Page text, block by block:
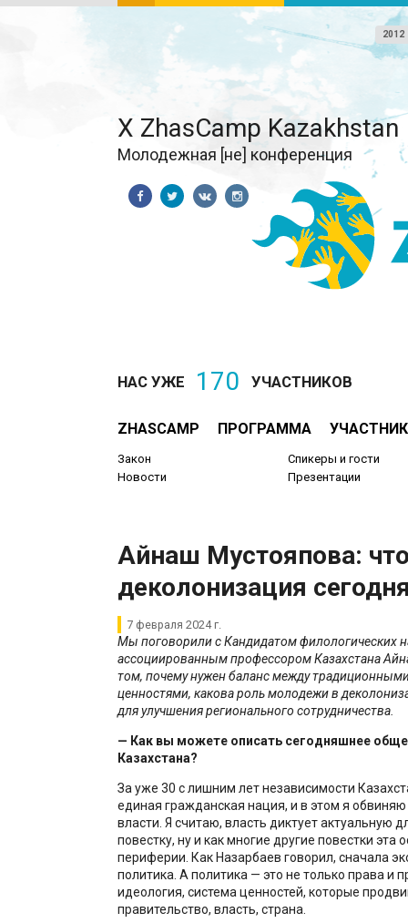
2012
X ZhasCamp Kazakhstan
Молодежная [не] конференция
НАС УЖЕ 170 УЧАСТНИКОВ
ZHASCAMP ПРОГРАММА
Закон
Новости
Спикеры и гости
Презентации
Айнаш Мустояпова:
деколонизация
7 февраля 2024 г.
Мы поговорили с Кандидатом филологических
ассоциированным профессором Казахстана
том, почему нужен баланс между
ценностями, какова роль молодежи в
для улучшения регионального сотрудничества.
— Как вы можете описать сегодняшнее
Казахстана?
За уже 30 с лишним лет независимости
единая гражданская нация, и в этом я
власти. Я считаю, власть диктует актуальную
повестку, ну и как многие другие повестки эта
периферии. Как Назарбаев говорил, сначала
политика. А политика — это не только права и
идеология, система ценностей, которые
правительство, власть, страна.